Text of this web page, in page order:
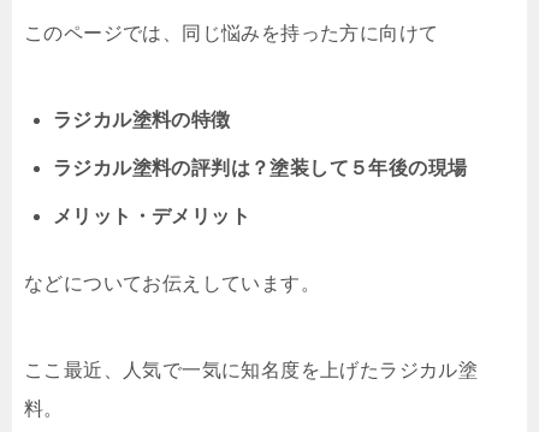
このページでは、同じ悩みを持った方に向けて
ラジカル塗料の特徴
ラジカル塗料の評判は？塗装して５年後の現場
メリット・デメリット
などについてお伝えしています。
ここ最近、人気で一気に知名度を上げたラジカル塗
料。